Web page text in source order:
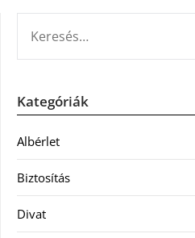
Kategóriák
Albérlet
Biztosítás
Divat